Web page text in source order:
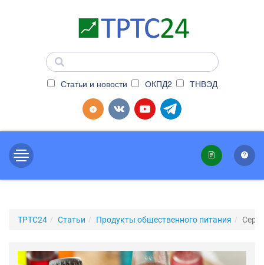
Статьи и новости ОКПД2 ТНВЭД
ТРТС24 Статьи Продукты общественного питания